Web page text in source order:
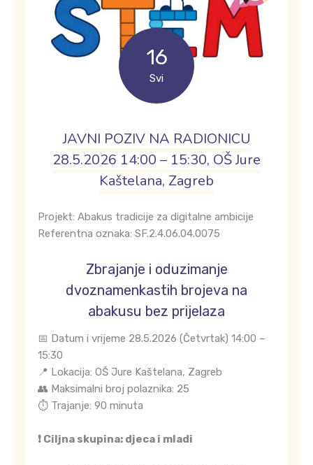
16
Svi
JAVNI POZIV NA RADIONICU
28.5.2026 14:00 – 15:30, OŠ Jure
Kaštelana, Zagreb
Projekt: Abakus tradicije za digitalne ambicije
Referentna oznaka: SF.2.4.06.04.0075
Zbrajanje i oduzimanje
dvoznamenkastih brojeva na
abakusu bez prijelaza
📅 Datum i vrijeme 28.5.2026 (Četvrtak) 14:00 –
15:30
📍 Lokacija: OŠ Jure Kaštelana, Zagreb
👥 Maksimalni broj polaznika: 25
⏱️ Trajanje: 90 minuta
❗ Ciljna skupina: djeca i mladi